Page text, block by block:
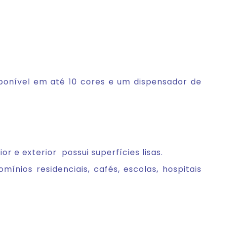
em até 10 cores e um dispensador de
e exterior possui superfícies lisas.
residenciais, cafés, escolas, hospitais